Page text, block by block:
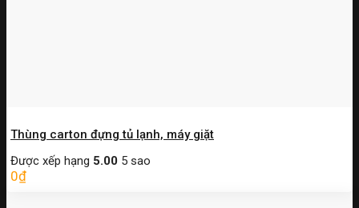
Thùng carton đựng tủ lạnh, máy giặt
Được xếp hạng 5.00 5 sao
0₫